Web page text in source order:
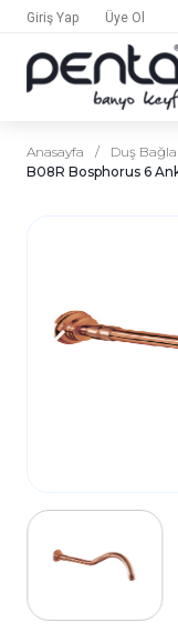
Giriş Yap Üye Ol
Anasayfa / Duş
B08R Bosphorus 6